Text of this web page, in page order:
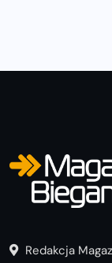
Redakcja